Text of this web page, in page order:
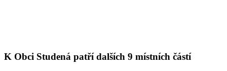
K Obci Studená patří dalších 9 místních částí